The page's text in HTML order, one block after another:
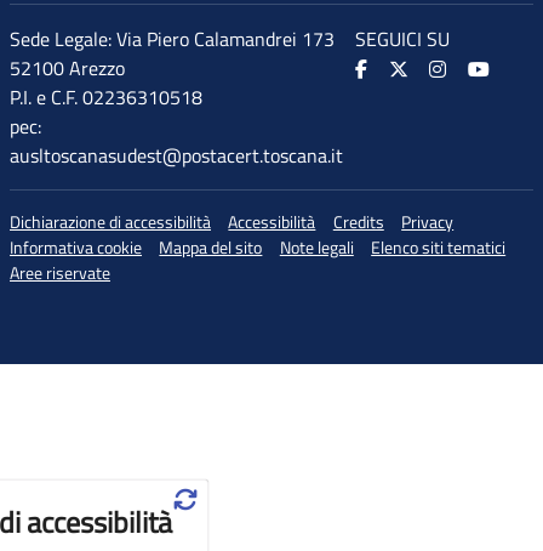
Sede Legale: Via Piero Calamandrei 173
52100 Arezzo
P.I. e C.F. 02236310518
pec:
ausltoscanasudest@postacert.toscana.it
SEGUICI SU
Dichiarazione di accessibilità Accessibilità Credits
Privacy
Informativa cookie
Mappa del sito Note legali
Elenco siti tematici
Aree riservate
accessibilità